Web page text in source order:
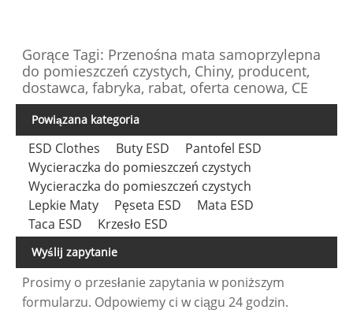
Gorące Tagi: Przenośna mata samoprzylepna
do pomieszczeń czystych, Chiny, producent,
dostawca, fabryka, rabat, oferta cenowa, CE
Powiązana kategoria
ESD Clothes Buty ESD
Pantofel ESD
Wycieraczka do pomieszczeń czystych
Wycieraczka do pomieszczeń czystych
Lepkie Maty
Pęseta ESD
Mata ESD
Taca ESD
Krzesło ESD
Wyślij zapytanie
Prosimy o przesłanie zapytania w poniższym
formularzu. Odpowiemy ci w ciągu 24 godzin.